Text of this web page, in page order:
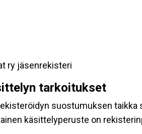
ry jäsenrekisteri
tarkoitukset
suostumuksen
käsittelyperuste on